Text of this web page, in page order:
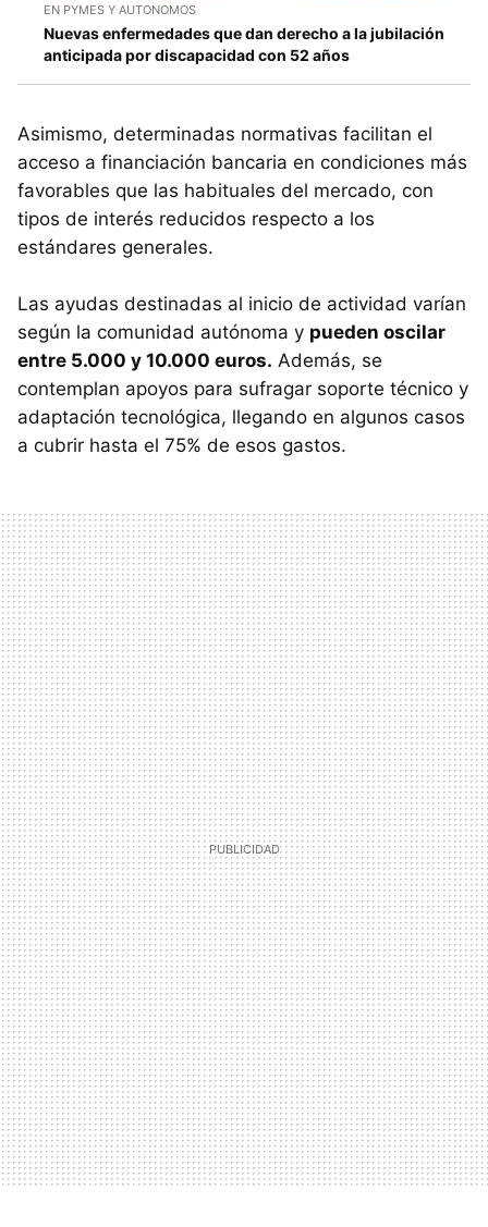
EN PYMES Y AUTONOMOS
Nuevas enfermedades que dan derecho a la jubilación
anticipada por discapacidad con 52 años
Asimismo, determinadas normativas facilitan el
acceso a financiación bancaria en condiciones más
favorables que las habituales del mercado, con
tipos de interés reducidos respecto a los
estándares generales.
Las ayudas destinadas al inicio de actividad varían
según la comunidad autónoma y pueden oscilar
entre 5.000 y 10.000 euros. Además, se
contemplan apoyos para sufragar soporte técnico y
adaptación tecnológica, llegando en algunos casos
a cubrir hasta el 75% de esos gastos.